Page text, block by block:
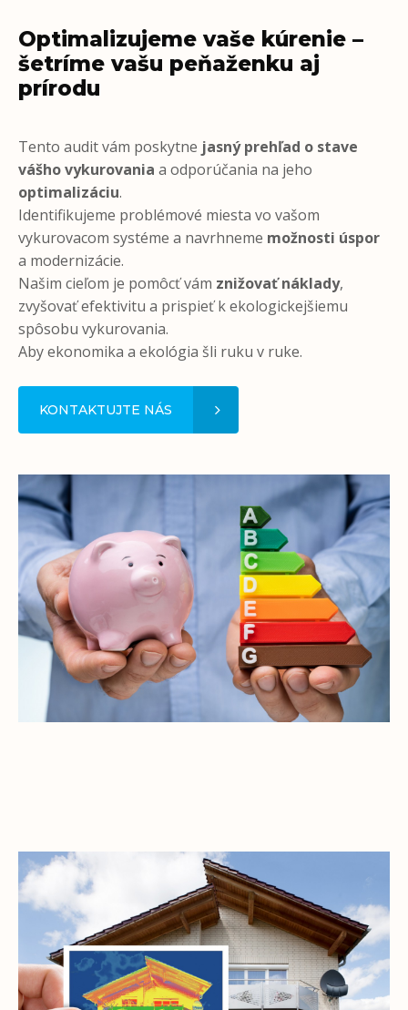
Optimalizujeme vaše kúrenie –
šetríme vašu peňaženku aj
prírodu
Tento audit vám poskytne jasný prehľad o stave
vášho vykurovania a odporúčania na jeho
optimalizáciu.
Identifikujeme problémové miesta vo vašom
vykurovacom systéme a navrhneme možnosti úspor
a modernizácie.
Našim cieľom je pomôcť vám znižovať náklady,
zvyšovať efektivitu a prispieť k ekologickejšiemu
spôsobu vykurovania.
Aby ekonomika a ekológia šli ruku v ruke.
KONTAKTUJTE NÁS